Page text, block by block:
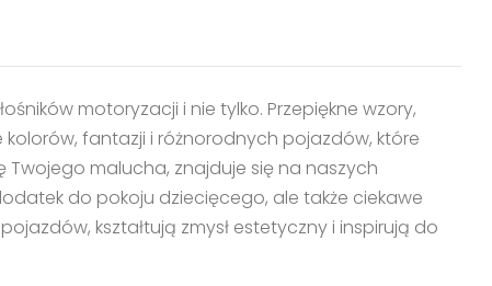
motoryzacji i nie tylko. Przepiękne wzory,
fantazji i różnorodnych pojazdów, które
malucha, znajduje się na naszych
do pokoju dziecięcego, ale także ciekawe
kształtują zmysł estetyczny i inspirują do